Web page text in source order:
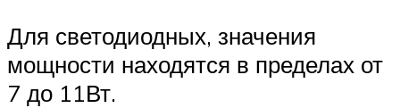
Для светодиодных, значения
мощности находятся в пределах от
7 до 11Вт.